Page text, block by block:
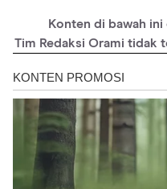
syndrome/
https://rarediseases.org/
syndrome/
https://
conditions/waardenburg-
https://dermnetnz.org/
https://
Konten di bawah
Tim Redaksi Orami tidak